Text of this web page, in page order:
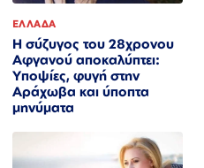
ΕΛΛΑΔΑ
Η σύζυγος του 28χρονου
Αφγανού αποκαλύπτει:
Υποψίες, φυγή στην
Αράχωβα και ύποπτα
μηνύματα